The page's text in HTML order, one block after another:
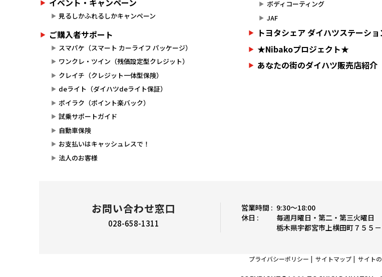
イベント・キャンペーン
見るしかふれるしかキャンペーン
ご購入者サポート
スマパケ（スマート カーライフ パッケージ）
ワンクレ・ツイン（残価設定型クレジット）
クレイチ（クレジット一体型保険）
deライト（ダイハツdeライト保証）
ポイラク（ポイント楽バック）
試乗サポートガイド
自動車保険
お支払いはキャッシュレスで！
法人のお客様
ボディコーティング
JAF
トヨタシェア ダイハツステーショ
★Nibakoプロジェクト★
あなたの街のダイハツ販売店紹介
お問い合わせ窓口
028-658-1311
営業時間 : 9:30〜18:00
休日 :
毎週月曜日・第二・第三火曜日
栃木県宇都宮市上横田町７５５－
プライバシーポリシー | サイトマップ | サイト